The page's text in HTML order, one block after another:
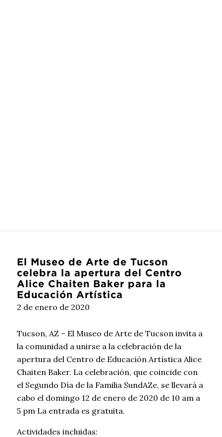
El Museo de Arte de Tucson
celebra la apertura del Centro
Alice Chaiten Baker para la
Educación Artística
2 de enero de 2020
Tucson, AZ – El Museo de Arte de Tucson invita a
la comunidad a unirse a la celebración de la
apertura del Centro de Educación Artística Alice
Chaiten Baker. La celebración, que coincide con
el Segundo Día de la Familia SundAZe, se llevará a
cabo el domingo 12 de enero de 2020 de 10 am a
5 pm La entrada es gratuita.
Actividades incluidas: